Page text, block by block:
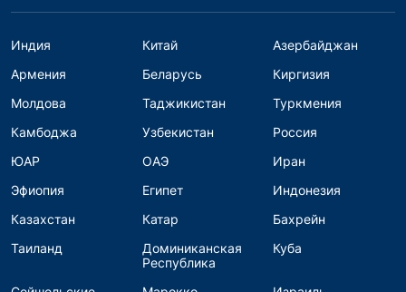
Индия Китай
Азербайджан
Армения
Беларусь
Киргизия
Молдова
Таджикистан
Туркмения
Камбоджа
Узбекистан
Россия
ЮАР
ОАЭ
Иран
Эфиопия
Египет
Индонезия
Казахстан
Катар
Бахрейн
Таиланд
Доминиканская
Республика
Куба